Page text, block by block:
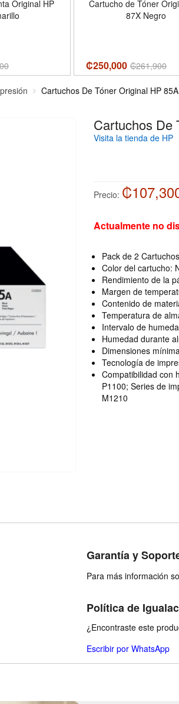
Original HP
Cartucho de Tóner
87X Negro
₡250,000 ₡261,900
Cartuchos De Tóner Original HP
Cartuchos De
Visita la tienda de HP
Precio:
Actualmente no
Pack de 2
Color del cartucho:
Rendimiento de la
Margen de
Contenido de
Temperatura de
Intervalo de
Humedad durante
Dimensiones
Tecnología de
Compatibilidad con
P1100; Series de
M1210
Garantía y
Para más información
Política de
¿Encontraste este
Escribir por WhatsApp